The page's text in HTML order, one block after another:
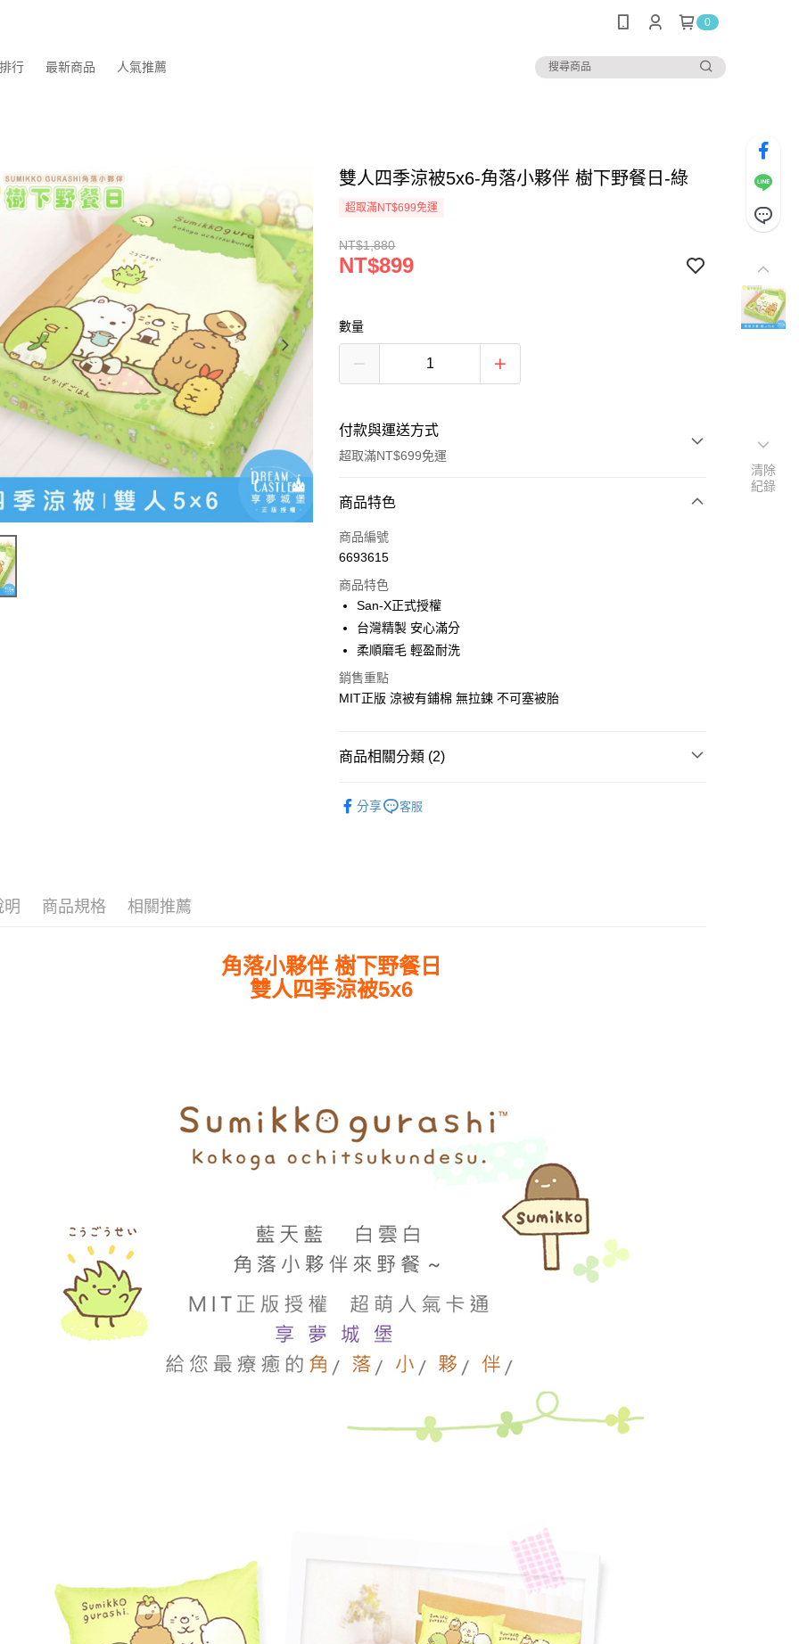
0
行 最新商品 人氣推薦
雙人四季涼被5x6-角落小夥伴 樹下野餐日-綠
超取滿NT$699免運
NT$1,880
NT$899
數量
付款與運送方式
超取滿NT$699免運
付款方式
信用卡一次付款
LINE Pay
Apple Pay
悠遊付
ATM付款
宅配
每筆NT$80，滿NT$699(含以上)免運費
商品特色
商品編號
6693615
商品特色
San-X正式授權
台灣精製 安心滿分
柔順磨毛 輕盈耐洗
銷售重點
MIT正版 涼被有鋪棉 無拉鍊 不可塞被胎
商品相關分類 (2)
分享 客服
明 商品規格 相關推薦
角落小夥伴 樹下野餐日
雙人四季涼被5x6
清除
紀錄